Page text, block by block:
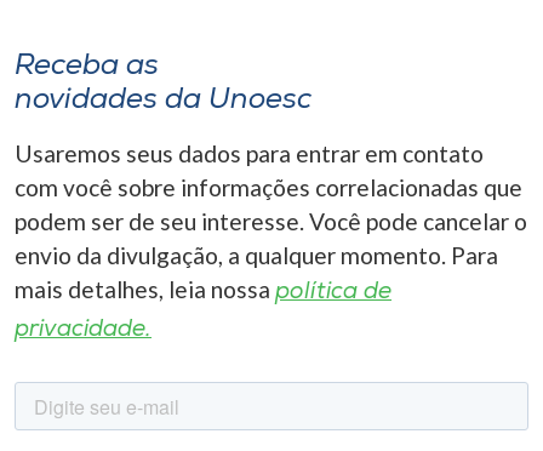
Receba as
novidades da Unoesc
Usaremos seus dados para entrar em contato
com você sobre informações correlacionadas que
podem ser de seu interesse. Você pode cancelar o
envio da divulgação, a qualquer momento. Para
mais detalhes, leia nossa política de
privacidade.